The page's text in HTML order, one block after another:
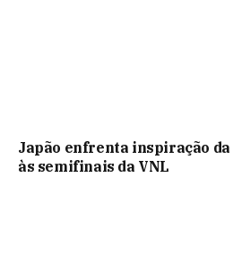
Japão enfrenta inspiração
às semifinais da VNL